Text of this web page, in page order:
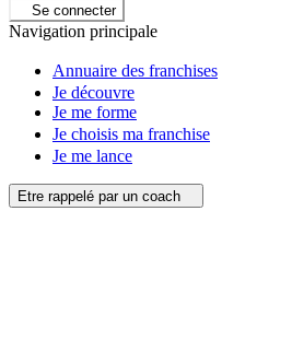
Se connecter
Navigation principale
Annuaire des franchises
Je découvre
Je me forme
Je choisis ma franchise
Je me lance
Etre rappelé par un coach